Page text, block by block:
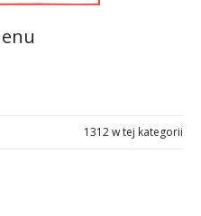
1312 w tej kategorii